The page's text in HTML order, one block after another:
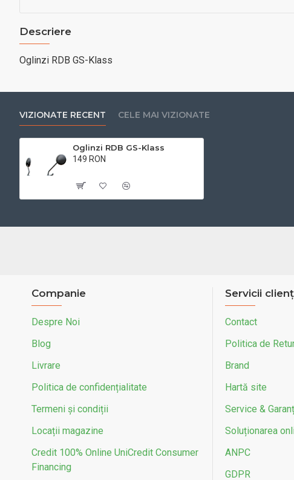
Descriere
Oglinzi RDB GS-Klass
VIZIONATE RECENT CELE MAI VIZIONATE
Oglinzi RDB GS-Klass
149 RON
Companie
Despre Noi
Blog
Livrare
Politica de confidențialitate
Termeni și condiții
Locații magazine
Credit 100% Online UniCredit Consumer
Financing
Servicii
Contact
Politica de
Brand
Hartă site
Service &
Soluționarea
ANPC
GDPR